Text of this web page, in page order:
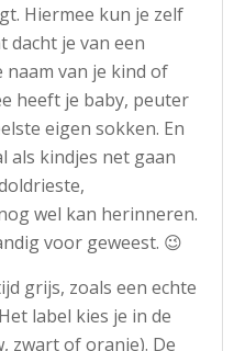
Hiermee kun je zelf
dacht je van een
van je kind of
heeft je baby, peuter
eigen sokken. En
als kindjes net gaan
wel kan herinneren.
voor geweest. 😉
grijs, zoals een echte
label kies je in de
zwart of oranje). De